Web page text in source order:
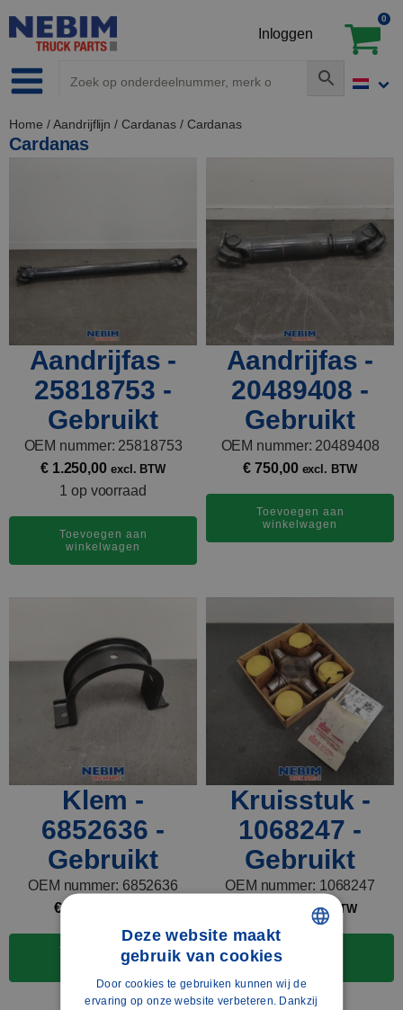
Inloggen
0
Home /Aandrijflijn / Cardanas / Cardanas
Cardanas
Aandrijfas -
25818753 -
Gebruikt
OEM nummer: 25818753
€1.250,00 excl. BTW
1 op voorraad
Toevoegen aan
winkelwagen
Aandrijfas -
20489408 -
Gebruikt
OEM nummer: 20489408
€ 750,00 excl. BTW
Toevoegen aan
winkelwagen
Klem -
6852636 -
Gebruikt
OEM nummer: 6852636
€9,00
Toevoegen aan
winkelwagen
Kruisstuk -
1068247 -
Gebruikt
OEM nummer: 1068247
excl. BTW
Toevoegen aan
winkelwagen
DUTCH
POLISH
Deze website maakt
gebruik van cookies
Door cookies te gebruiken kunnen wij de
ervaring op onze website verbeteren. Dankzij